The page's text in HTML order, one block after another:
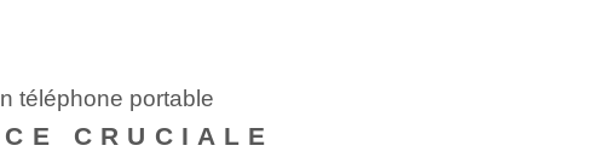
téléphone portable
CRUCIALE